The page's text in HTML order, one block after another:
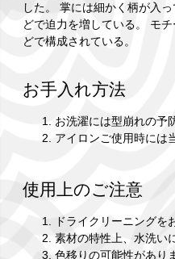
した。 掌には細かく柄が入
どで迫力を増している。 モ
どで構成されている。
お手入れ方法
お洗濯には型崩れの予
アイロンご使用時には
使用上のご注意
ドライクリーニングを
素材の特性上、水洗い
色移りの可能性があり